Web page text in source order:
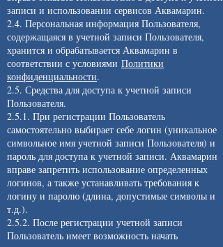
записи и использовании сервисов Аквамарин.
2.4. Персональная информация Пользователя,
содержащаяся в учетной записи Пользователя,
хранится и обрабатывается Аквамарин в
соответствии с условиями Политики
конфиденциальности.
2.5. Средства для доступа к учетной записи
Пользователя.
2.5.1. При регистрации Пользователь
самостоятельно выбирает себе логин (уникальное
символьное имя учетной записи Пользователя) и
пароль для доступа к учетной записи. Аквамарин
вправе запретить использование определенных
логинов, а также устанавливать требования к
логину и паролю (длина, допустимые символы и
т.д.).
2.5.2. После регистрации учетной записи
Пользователь имеет возможность начать